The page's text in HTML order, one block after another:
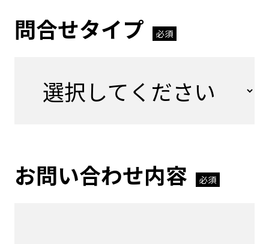
問合せタイプ 必須
お問い合わせ内容 必須